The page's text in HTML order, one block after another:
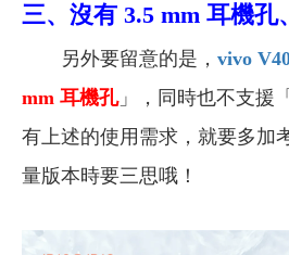
三、沒有 3.5 mm 耳機孔
另外要留意的是， vivo
mm 耳機孔」，同時也不支援「
有上述的使用需求，就要多加
量版本時要三思哦！